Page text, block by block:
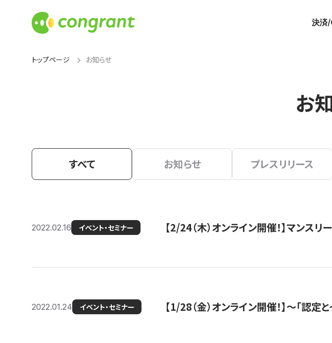
決済/
トップページ お知らせ
お
すべて お知らせ プレスリリース
2022.02.16 イベント・セミナー 【2/24（木）オンライン開催！】マン
2022.01.24 イベント・セミナー 【1/28（金）オンライン開催！】〜「認